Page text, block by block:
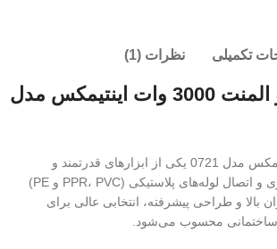
تکمیلی نظرات (1)
اتولوله سبز دو المنت 3000 وات اینتیمکس مدل
3000 وات اینتیمکس مدل 0721 یکی از ابزارهای قدرتمند و
حرفه‌ای برای جوشکاری و اتصال لوله‌های پلاستیکی (PPR، PVC و PE)
بالا و طراحی پیشرفته، انتخابی عالی برای
ساختمانی محسوب می‌شود.